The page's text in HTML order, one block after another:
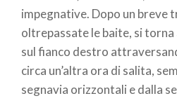
impegnative. Dopo un breve
oltrepassate le baite, si
sul fianco destro
circa un’altra ora di salita,
segnavia orizzontali e dalla